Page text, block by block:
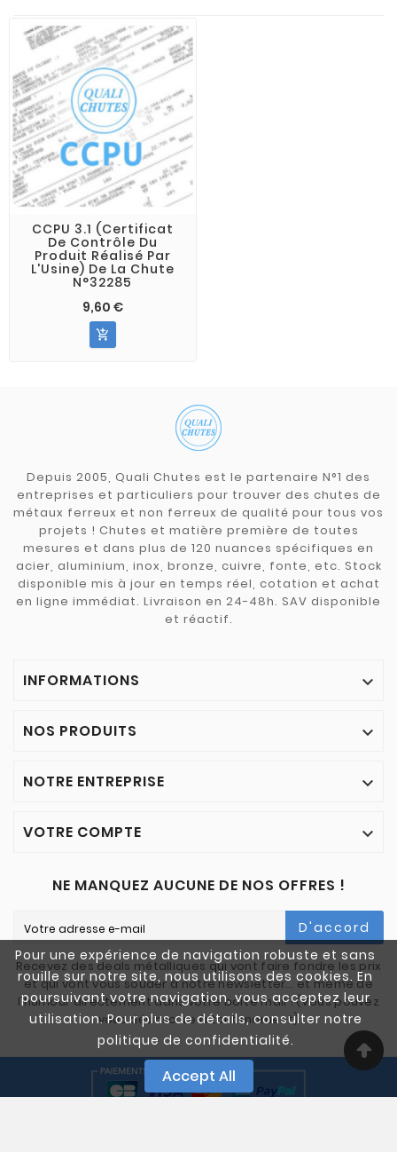
Pour une expérience de navigation robuste et sans
rouille sur notre site, nous utilisons des cookies. En
poursuivant votre navigation, vous acceptez leur
utilisation. Pour plus de détails, consulter notre
politique de confidentialité.
Accept All
CCPU 3.1 (Certificat
De Contrôle Du
Produit Réalisé Par
L'Usine) De La Chute
N°32285
9,60 €

Depuis 2005, Quali Chutes est le partenaire N°1 des
entreprises et particuliers pour trouver des chutes de
métaux ferreux et non ferreux de qualité pour tous vos
projets ! Chutes et matière première de toutes
mesures et dans plus de 120 nuances spécifiques en
acier, aluminium, inox, bronze, cuivre, fonte, etc. Stock
disponible mis à jour en temps réel, cotation et achat
en ligne immédiat. Livraison en 24-48h. SAV disponible
et réactif.
INFORMATIONS 
NOS PRODUITS 
NOTRE ENTREPRISE 
VOTRE COMPTE 
NE MANQUEZ AUCUNE DE NOS OFFRES !
D'accord
Recevez des deals métalliques qui vont faire fondre les prix
et qui vont vous souder à notre newsletter… et même de
l'humour directement dans votre boîte mail ! (Vous pouvez
vous désinscrire à tout moment)